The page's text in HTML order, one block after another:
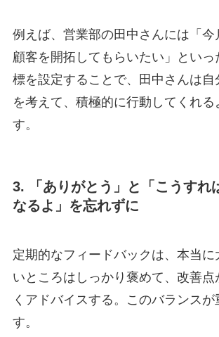
例えば、営業部の田中さんには「今
顧客を開拓してもらいたい」といっ
標を設定することで、田中さんは自
を考えて、積極的に行動してくれる
す。
3. 「ありがとう」と「こうすれ
なるよ」を忘れずに
定期的なフィードバックは、本当に
いところはしっかり褒めて、改善点
くアドバイスする。このバランス
す。